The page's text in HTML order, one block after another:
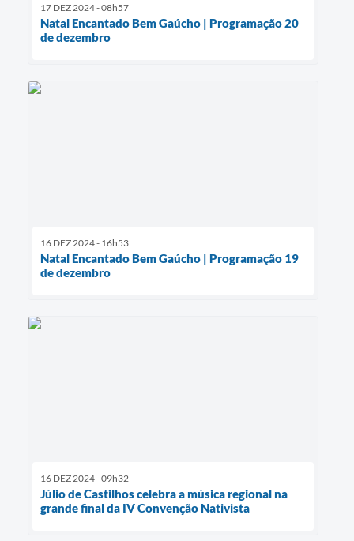
17 DEZ 2024 - 08h57
Natal Encantado Bem Gaúcho | Programação 20
de dezembro
16 DEZ 2024 - 16h53
Natal Encantado Bem Gaúcho | Programação 19
de dezembro
16 DEZ 2024 - 09h32
Júlio de Castilhos celebra a música regional na
grande final da IV Convenção Nativista